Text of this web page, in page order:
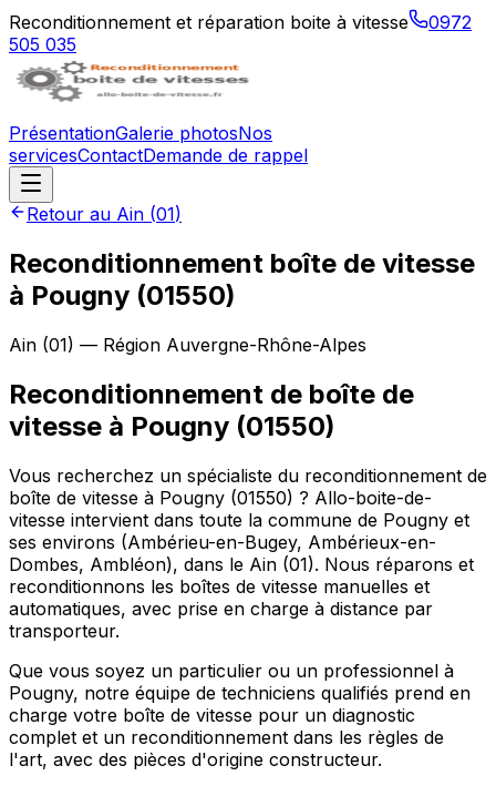
Reconditionnement et réparation boite à vitesse
0972
505 035
PrésentationGalerie photosNos
servicesContactDemande de rappel
Retour au Ain (01)
Reconditionnement boîte de vitesse
à Pougny (01550)
Ain (01) — Région Auvergne-Rhône-Alpes
Reconditionnement de boîte de
vitesse à Pougny (01550)
Vous recherchez un spécialiste du reconditionnement de
boîte de vitesse à Pougny (01550) ? Allo-boite-de-
vitesse intervient dans toute la commune de Pougny et
ses environs (Ambérieu-en-Bugey, Ambérieux-en-
Dombes, Ambléon), dans le Ain (01). Nous réparons et
reconditionnons les boîtes de vitesse manuelles et
automatiques, avec prise en charge à distance par
transporteur.
Que vous soyez un particulier ou un professionnel à
Pougny, notre équipe de techniciens qualifiés prend en
charge votre boîte de vitesse pour un diagnostic
complet et un reconditionnement dans les règles de
l'art, avec des pièces d'origine constructeur.